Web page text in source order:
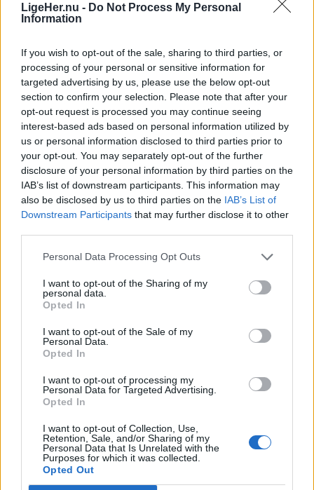
LigeHer.nu - Do Not Process My Personal
Information
If you wish to opt-out of the sale, sharing to third parties, or
processing of your personal or sensitive information for
targeted advertising by us, please use the below opt-out
section to confirm your selection. Please note that after your
opt-out request is processed you may continue seeing
interest-based ads based on personal information utilized by
us or personal information disclosed to third parties prior to
your opt-out. You may separately opt-out of the further
disclosure of your personal information by third parties on the
IAB’s list of downstream participants. This information may
also be disclosed by us to third parties on the IAB’s List of
Downstream Participants that may further disclose it to other
Personal Data Processing Opt Outs
I want to opt-out of the Sharing of my
personal data.
Opted In
I want to opt-out of the Sale of my
Personal Data.
Opted In
I want to opt-out of processing my
Personal Data for Targeted Advertising.
Opted In
I want to opt-out of Collection, Use,
Retention, Sale, and/or Sharing of my
Personal Data that Is Unrelated with the
Purposes for which it was collected.
Opted Out
06. august 2026 kl. 08.00
færre unge der vælger busser og tog til, udfordrer
Nordjyllands Trafikselskab.
Det skriverDR .
Mediet beskriver endvidere, at "den kollektive
trafik står i en alvorlig situation" i Nordjylland - og
nu er det så op til regionsrådet i regionen at finde
60 millioner kroner til næste år.
regionsrådsmedlem Susanne Flydtkjær, inden hun
tilføjer:
afgange i landdistrikterne, hvor folk er afhængige
af busserne for at komme på arbejde.
Helt konkret kan de manglende millioner medføre,
måske får færre afgange, skriver mediet.
Vis mere
Kategorier
Events
Mennesker